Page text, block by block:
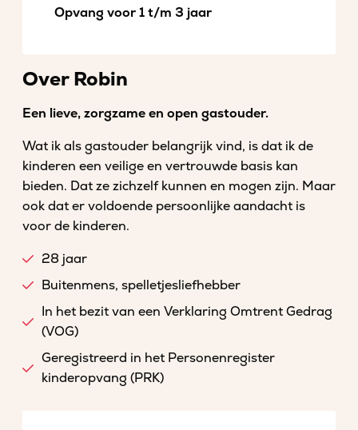
Opvang voor 1 t/m 3 jaar
Over Robin
Een lieve, zorgzame en open gastouder.
Wat ik als gastouder belangrijk vind, is dat ik de
kinderen een veilige en vertrouwde basis kan
bieden. Dat ze zichzelf kunnen en mogen zijn. Maar
ook dat er voldoende persoonlijke aandacht is
voor de kinderen.
28 jaar
Buitenmens, spelletjesliefhebber
In het bezit van een Verklaring Omtrent Gedrag
(VOG)
Geregistreerd in het Personenregister
kinderopvang (PRK)